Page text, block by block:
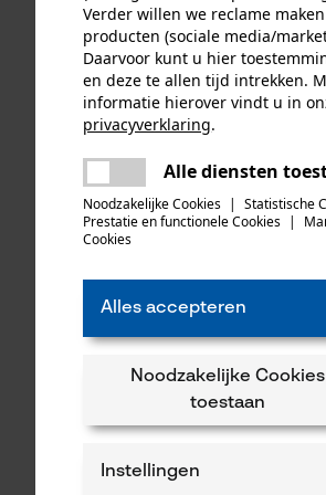
PROTOS® Integral
bosbouwhelm/
veiligheidshelm blauw
Verder willen we reclame
producten (sociale media/
Daarvoor kunt u hier
en deze te allen tijd intrekken.
informatie hierover vindt u in
privacyverklaring.
Alle diensten
Noodzakelijke Cookies | Statistische
Prestatie en functionele Cookies |
Cookies
Alles accepteren
Noodzakelijke Cookies
toestaan
Instellingen
Er is een fout opgetreden.
het opnieuw te proberen.
delen
mail